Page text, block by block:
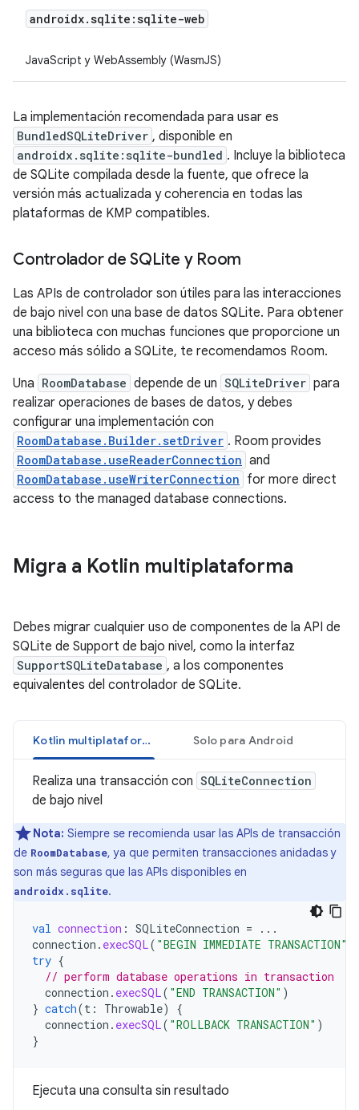
androidx.sqlite:sqlite-web
JavaScript y WebAssembly (WasmJS)
La implementación recomendada para usar es
BundledSQLiteDriver , disponible en
androidx.sqlite:sqlite-bundled . Incluye la biblioteca
de SQLite compilada desde la fuente, que ofrece la
versión más actualizada y coherencia en todas las
plataformas de KMP compatibles.
Controlador de SQLite y Room
Las APIs de controlador son útiles para las interacciones
de bajo nivel con una base de datos SQLite. Para obtener
una biblioteca con muchas funciones que proporcione un
acceso más sólido a SQLite, te recomendamos Room.
Una RoomDatabase depende de un SQLiteDriver para
realizar operaciones de bases de datos, y debes
configurar una implementación con
RoomDatabase.Builder.setDriver . Room provides
RoomDatabase.useReaderConnection and
RoomDatabase.useWriterConnection for more direct
access to the managed database connections.
Migra a Kotlin multiplataforma
Debes migrar cualquier uso de componentes de la API de
SQLite de Support de bajo nivel, como la interfaz
SupportSQLiteDatabase , a los componentes
equivalentes del controlador de SQLite.
Kotlin multiplataforma Solo para Android
Realiza una transacción con SQLiteConnection
de bajo nivel
Nota: Siempre se recomienda usar las APIs de transacción
de RoomDatabase, ya que permiten transacciones anidadas y
son más seguras que las APIs disponibles en
androidx.sqlite.
val connection : SQLiteConnection =
...
connection . execSQL( "BEGIN IMMEDIATE TRANSACTION"
try {
// perform database operations in transaction
connection . execSQL( "END TRANSACTION" )
} catch(t : Throwable)
{
connection . execSQL( "ROLLBACK TRANSACTION" )
}
Ejecuta una consulta sin resultado